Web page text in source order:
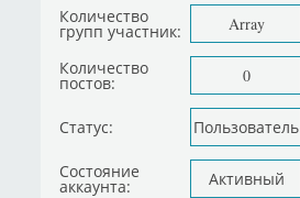
Количество
групп участник: Array
Количество
постов: 0
Статус: Пользователь
Состояние
аккаунта: Активный